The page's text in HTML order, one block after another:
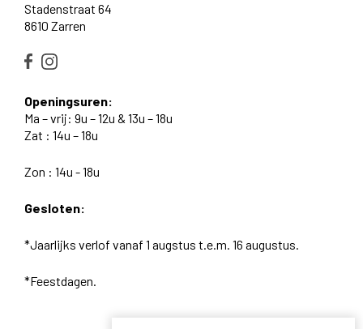
Stadenstraat 64
8610 Zarren
Openingsuren:
Ma – vrij: 9u – 12u & 13u – 18u
Zat : 14u – 18u
Zon : 14u - 18u
Gesloten:
*Jaarlijks verlof vanaf 1 augstus t.e.m. 16 augustus.
*Feestdagen.